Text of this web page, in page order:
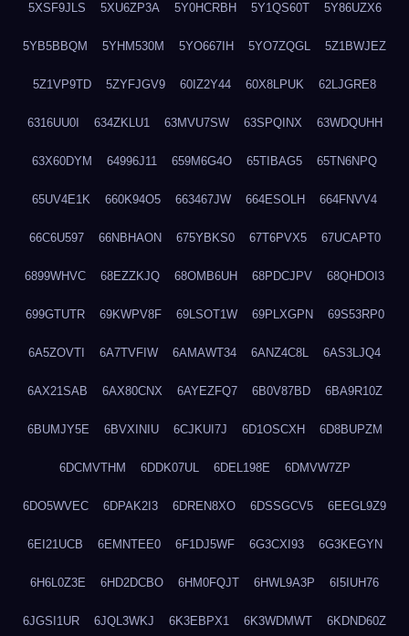
5XSF9JLS 5XU6ZP3A 5Y0HCRBH 5Y1QS60T 5Y86UZX6
5YB5BBQM 5YHM530M 5YO667IH 5YO7ZQGL 5Z1BWJEZ
5Z1VP9TD 5ZYFJGV9 60IZ2Y44 60X8LPUK 62LJGRE8
6316UU0I 634ZKLU1 63MVU7SW 63SPQINX 63WDQUHH
63X60DYM 64996J11 659M6G4O 65TIBAG5 65TN6NPQ
65UV4E1K 660K94O5 663467JW 664ESOLH 664FNVV4
66C6U597 66NBHAON 675YBKS0 67T6PVX5 67UCAPT0
6899WHVC 68EZZKJQ 68OMB6UH 68PDCJPV 68QHDOI3
699GTUTR 69KWPV8F 69LSOT1W 69PLXGPN 69S53RP0
6A5ZOVTI 6A7TVFIW 6AMAWT34 6ANZ4C8L 6AS3LJQ4
6AX21SAB 6AX80CNX 6AYEZFQ7 6B0V87BD 6BA9R10Z
6BUMJY5E 6BVXINIU 6CJKUI7J 6D1OSCXH 6D8BUPZM
6DCMVTHM 6DDK07UL 6DEL198E 6DMVW7ZP
6DO5WVEC 6DPAK2I3 6DREN8XO 6DSSGCV5 6EEGL9Z9
6EI21UCB 6EMNTEE0 6F1DJ5WF 6G3CXI93 6G3KEGYN
6H6L0Z3E 6HD2DCBO 6HM0FQJT 6HWL9A3P 6I5IUH76
6JGSI1UR 6JQL3WKJ 6K3EBPX1 6K3WDMWT 6KDND60Z